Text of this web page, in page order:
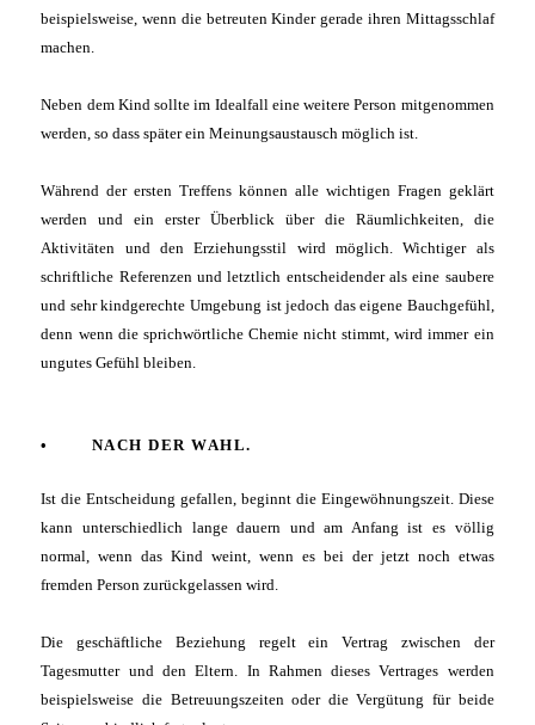
beispielsweise, wenn die betreuten Kinder gerade ihren Mittagsschlaf
machen.
Neben dem Kind sollte im Idealfall eine weitere Person mitgenommen
werden, so dass später ein Meinungsaustausch möglich ist.
Während der ersten Treffens können alle wichtigen Fragen geklärt
werden und ein erster Überblick über die Räumlichkeiten, die
Aktivitäten und den Erziehungsstil wird möglich. Wichtiger als
schriftliche Referenzen und letztlich entscheidender als eine saubere
und sehr kindgerechte Umgebung ist jedoch das eigene Bauchgefühl,
denn wenn die sprichwörtliche Chemie nicht stimmt, wird immer ein
ungutes Gefühl bleiben.
• NACH DER WAHL.
Ist die Entscheidung gefallen, beginnt die Eingewöhnungszeit. Diese
kann unterschiedlich lange dauern und am Anfang ist es völlig
normal, wenn das Kind weint, wenn es bei der jetzt noch etwas
fremden Person zurückgelassen wird.
Die geschäftliche Beziehung regelt ein Vertrag zwischen der
Tagesmutter und den Eltern. In Rahmen dieses Vertrages werden
beispielsweise die Betreuungszeiten oder die Vergütung für beide